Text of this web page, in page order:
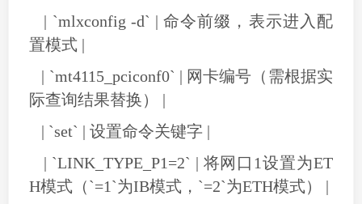
| `mlxconfig -d` | 命令前缀，表示进入配
置模式 |
| `mt4115_pciconf0` | 网卡编号（需根据实
际查询结果替换） |
| `set` | 设置命令关键字 |
| `LINK_TYPE_P1=2` | 将网口1设置为ET
H模式（`=1`为IB模式，`=2`为ETH模式） |